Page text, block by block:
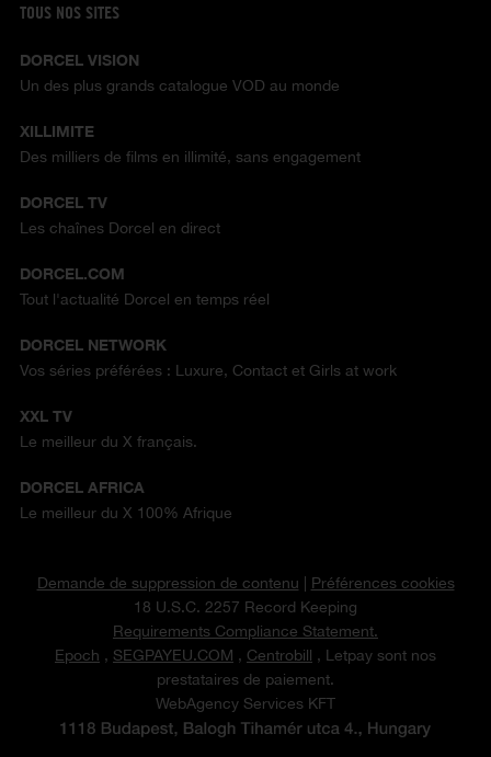
TOUS NOS SITES
DORCEL VISION
Un des plus grands catalogue VOD au monde
XILLIMITE
Des milliers de films en illimité, sans engagement
DORCEL TV
Les chaînes Dorcel en direct
DORCEL.COM
Tout l'actualité Dorcel en temps réel
DORCEL NETWORK
Vos séries préférées : Luxure, Contact et Girls at work
XXL TV
Le meilleur du X français.
DORCEL AFRICA
Le meilleur du X 100% Afrique
Demande de suppression de contenu
Préférences cookies
18 U.S.C. 2257 Record Keeping
Requirements Compliance Statement.
Epoch , SEGPAYEU.COM , Centrobill , Letpay sont nos
prestataires de paiement.
WebAgency Services KFT